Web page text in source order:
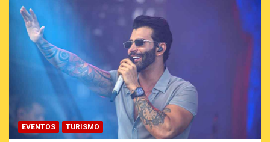
EVENTOS TURISMO